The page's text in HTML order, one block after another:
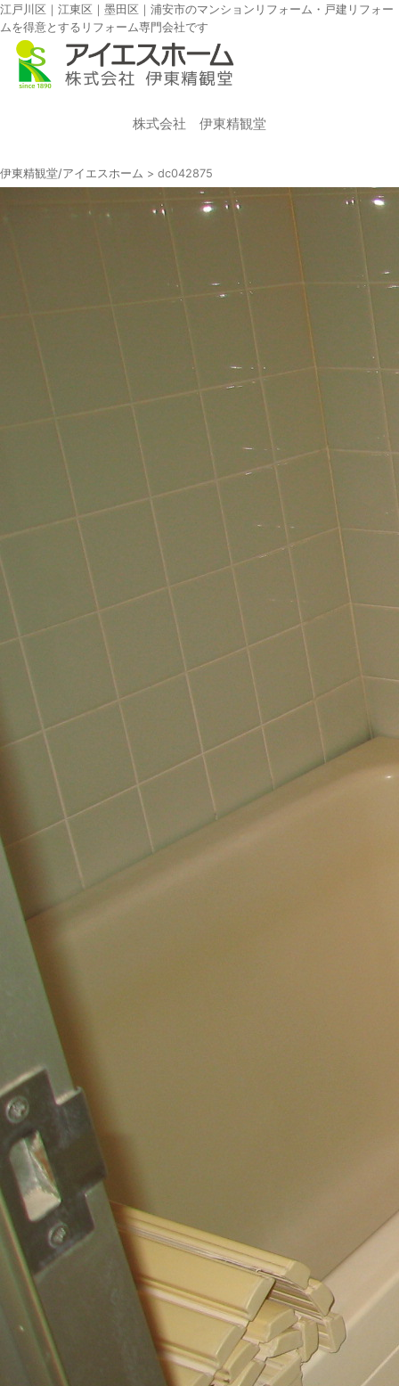
江戸川区｜江東区｜墨田区｜浦安市のマンションリフォーム・戸建リフォー
ムを得意とするリフォーム専門会社です
株式会社 伊東精観堂
伊東精観堂/アイエスホーム > dc042875